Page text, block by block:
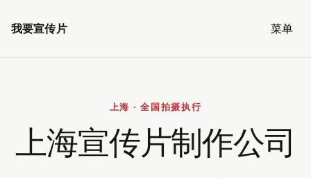
我要宣传片 菜单
上海 · 全国拍摄执行
上海宣传片制作公司